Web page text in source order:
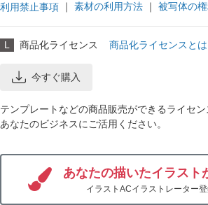
利用禁止事項 ｜ 素材の利用方法 ｜ 被写体の
L 商品化ライセンス 商品化ライセンスとは
今すぐ購入
テンプレートなどの商品販売ができるライセン
あなたのビジネスにご活用ください。
あなたの描いたイラスト
イラストACイラストレーター